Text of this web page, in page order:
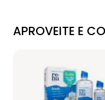
APROVEITE E